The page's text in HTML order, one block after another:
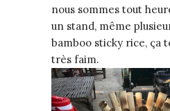
nous sommes tout
un stand, même
bamboo sticky rice, ça
très faim.